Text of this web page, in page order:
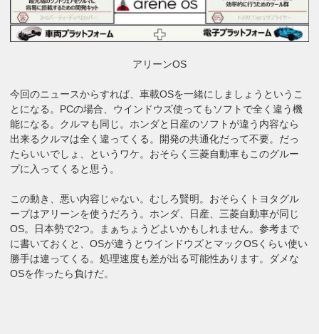
アリーンOS
今回のニュースからすれば、車載OSを一緒にしましょうというこ
とになる。PCの場合、ウインドウズ使ってもソフトで全く違う機
能になる。クルマも同じ。ホンダと日産のソフトが違う内容なら
出来るクルマは全く違ってくる。開発の共通化だって不要。だっ
たらいいでしょ、というワケ。おそらく三菱自動車もこのグルー
プに入ってくると思う。
この動き、悪い内容じゃない。むしろ賢明。おそらくトヨタグル
ープはアリーンを使うだろう。ホンダ、日産、三菱自動車が同じ
OS。日本勢で2つ。まぁちょうどよいかもしれません。参考まで
に書いておくと、OSが違うとウインドウズとマックOSくらい使い
勝手は違ってくる。処理速度も差が出る可能性あります。ダメな
OSを作ったら負けだ。